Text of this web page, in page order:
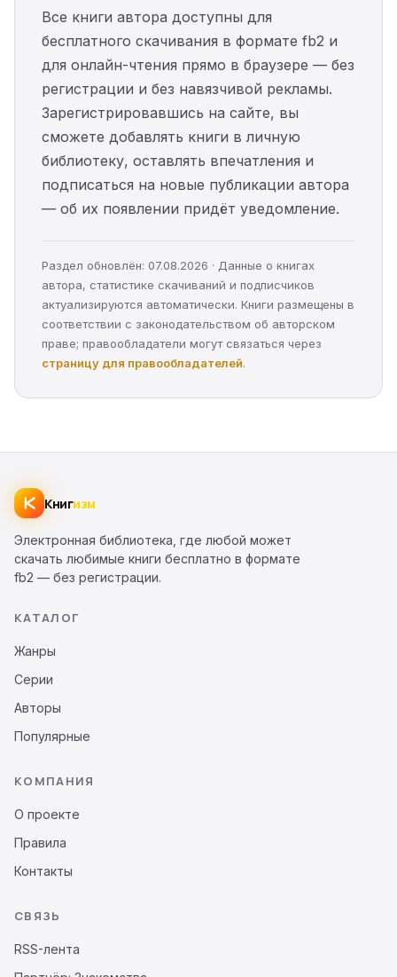
Все книги автора доступны для
бесплатного скачивания в формате fb2 и
для онлайн-чтения прямо в браузере — без
регистрации и без навязчивой рекламы.
Зарегистрировавшись на сайте, вы
сможете добавлять книги в личную
библиотеку, оставлять впечатления и
подписаться на новые публикации автора
— об их появлении придёт уведомление.
Раздел обновлён: 07.08.2026 · Данные о книгах
автора, статистике скачиваний и подписчиков
актуализируются автоматически. Книги размещены в
соответствии с законодательством об авторском
праве; правообладатели могут связаться через
страницу для правообладателей.
Книгизм
Электронная библиотека, где любой может
скачать любимые книги бесплатно в формате
fb2 — без регистрации.
КАТАЛОГ
Жанры
Серии
Авторы
Популярные
КОМПАНИЯ
О проекте
Правила
Контакты
СВЯЗЬ
RSS-лента